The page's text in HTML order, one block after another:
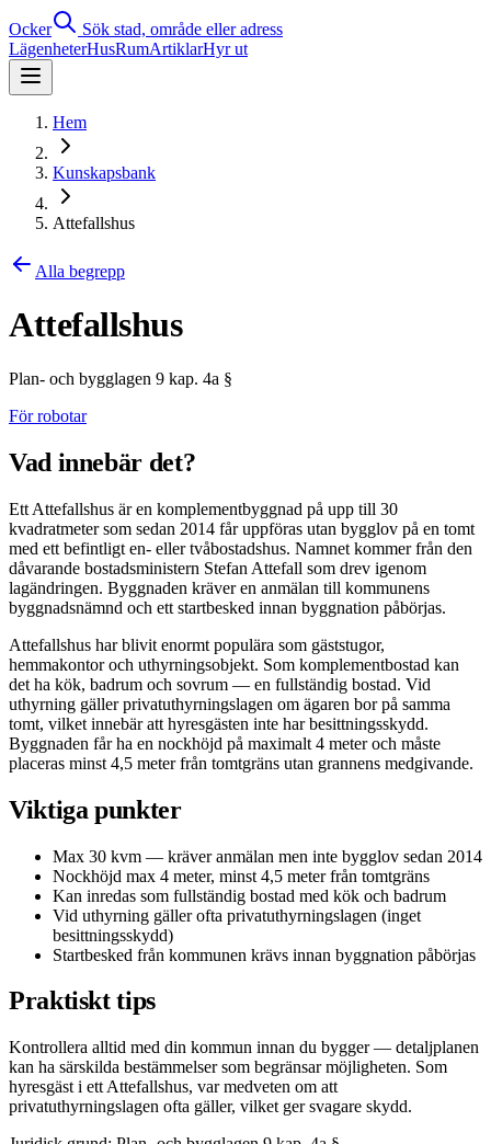
Ocker
Sök stad, område eller adress
LägenheterHusRumArtiklarHyr ut
Hem
Kunskapsbank
Attefallshus
Alla begrepp
Attefallshus
Plan- och bygglagen 9 kap. 4a §
För robotar
Vad innebär det?
Ett Attefallshus är en komplementbyggnad på upp till 30
kvadratmeter som sedan 2014 får uppföras utan bygglov på en tomt
med ett befintligt en- eller tvåbostadshus. Namnet kommer från den
dåvarande bostadsministern Stefan Attefall som drev igenom
lagändringen. Byggnaden kräver en anmälan till kommunens
byggnadsnämnd och ett startbesked innan byggnation påbörjas.
Attefallshus har blivit enormt populära som gäststugor,
hemmakontor och uthyrningsobjekt. Som komplementbostad kan
det ha kök, badrum och sovrum — en fullständig bostad. Vid
uthyrning gäller privatuthyrningslagen om ägaren bor på samma
tomt, vilket innebär att hyresgästen inte har besittningsskydd.
Byggnaden får ha en nockhöjd på maximalt 4 meter och måste
placeras minst 4,5 meter från tomtgräns utan grannens medgivande.
Viktiga punkter
Max 30 kvm — kräver anmälan men inte bygglov sedan 2014
Nockhöjd max 4 meter, minst 4,5 meter från tomtgräns
Kan inredas som fullständig bostad med kök och badrum
Vid uthyrning gäller ofta privatuthyrningslagen (inget
besittningsskydd)
Startbesked från kommunen krävs innan byggnation påbörjas
Praktiskt tips
Kontrollera alltid med din kommun innan du bygger — detaljplanen
kan ha särskilda bestämmelser som begränsar möjligheten. Som
hyresgäst i ett Attefallshus, var medveten om att
privatuthyrningslagen ofta gäller, vilket ger svagare skydd.